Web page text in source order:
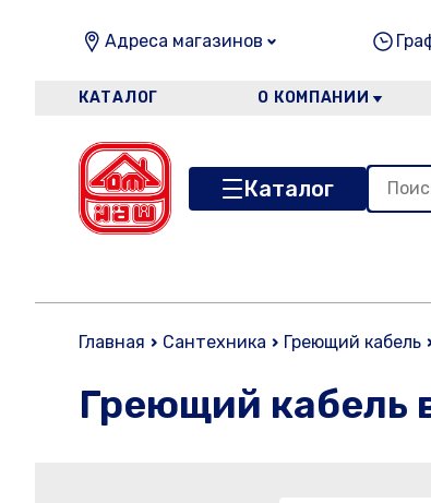
Адреса магазинов
КАТАЛОГ О КОМПАНИИ
Каталог
Главная Сантехника Греющий кабель
Греющий кабель